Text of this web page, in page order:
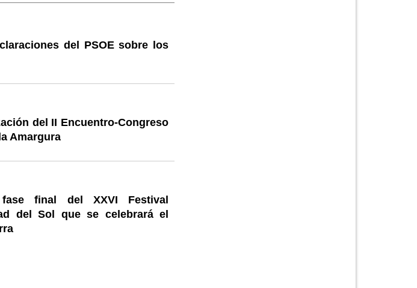
del PSOE sobre los
del II Encuentro-Congreso
Amargura
final del XXVI Festival
del Sol que se celebrará el